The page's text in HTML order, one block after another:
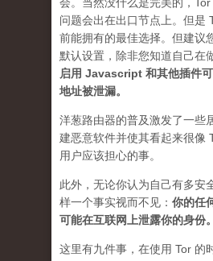
问题会出在出口节点上。但是
前能拥有的最佳选择。但建议
默认设置，除非您知道自己在
启用 Javascript 和其他插件
地址被泄漏。
洋葱路由器的普及激发了一些
建恶意软件并使其看起来很像
用户应该担心的事。
此外，无论你认为自己有多安
样一个事实视而不见： 你的任
可能在互联网上泄露你的身份。
这里有九件事，在使用 Tor 的